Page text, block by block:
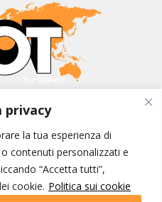
privacy
la tua esperienza di
contenuti personalizzati e
“Accetta tutti”,
cookie. Politica sui cookie
VIAGGI